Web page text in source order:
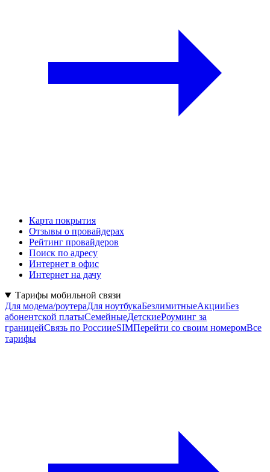
Карта покрытия
Отзывы о провайдерах
Рейтинг провайдеров
Поиск по адресу
Интернет в офис
Интернет на дачу
Тарифы мобильной связи
Для модема/роутераДля ноутбукаБезлимитныеАкцииБез
абонентской платыСемейныеДетскиеРоуминг за
границейСвязь по РоссииeSIMПерейти со своим номеромВсе
тарифы